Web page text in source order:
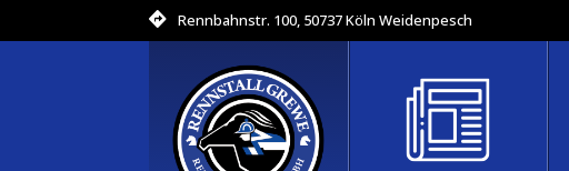
Rennbahnstr. 100, 50737 Köln Weidenpesch